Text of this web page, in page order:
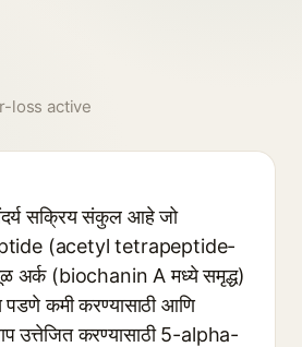
loss active
सक्रिय संकुल आहे जो
(acetyl tetrapeptide-
अर्क (biochanin A मध्ये समृद्ध)
कमी करण्यासाठी आणि
उत्तेजित करण्यासाठी 5-alpha-